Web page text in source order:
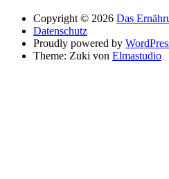
Copyright © 2026 Das
Datenschutz
Proudly powered by
Theme: Zuki von Elmastudio